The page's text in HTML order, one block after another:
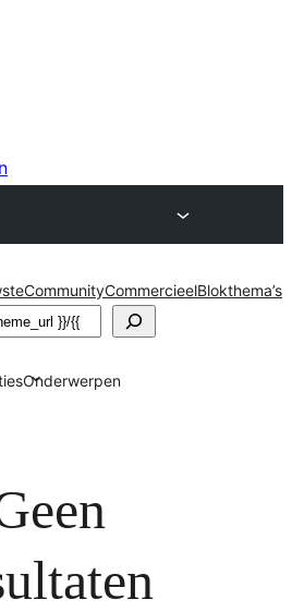
CommunityCommercieelBlokthema’s
Onderwerpen